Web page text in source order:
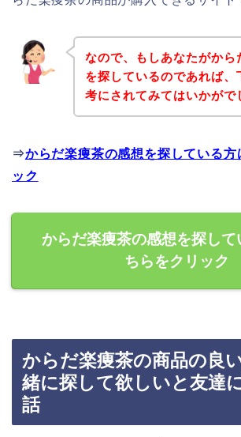
なので、もしあなたがから
を探しているのであれば、
考にされてみてはいかがで
⇒からだ楽痩茶の感想を探している方
ック
からだ楽痩茶の感想を探して
ちらをクリック
からだ楽痩茶の商品の良
緒に探して欲しいと友達
話